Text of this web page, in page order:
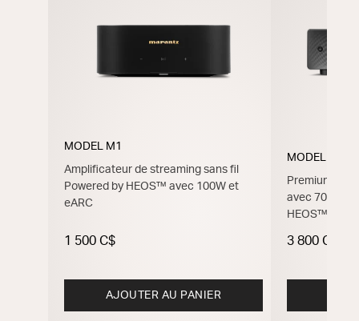
MODEL M1
Amplificateur de streaming sans fil
Powered by HEOS™ avec 100W et
eARC
1 500 C$
AJOUTER AU PANIER
MODEL 40n
Premium
avec 70 W,
HEOS™
3 800 C$